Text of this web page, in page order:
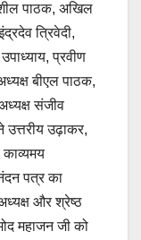
पाठक, अखिल
त्रिवेदी,
प्रवीण
बीएल पाठक,
संजीव
उत्तरीय उढ़ाकर,
काव्यमय
पत्र का
और श्रेष्ठ
महाजन जी को